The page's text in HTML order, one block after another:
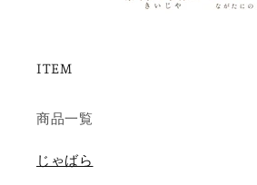
ITEM
商品一覧
じゃばら